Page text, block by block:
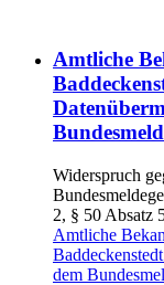
Amtliche
Widerspruch
2, § 50 Absatz
Amtliche
dem